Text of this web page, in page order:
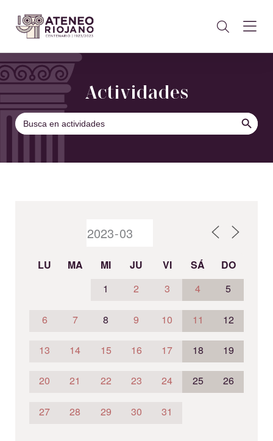
Actividades
Buscar: BOTÓN DE
LU MA MI JU VI SÁ
DO
1
2 3 4 5
6 7 8 9 10 11 12
13 14 15 16 17 18 19
20 21 22 23 24 25 26
27 28 29 30 31